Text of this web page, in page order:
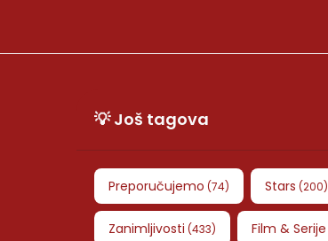
💡 Još tagova
Preporučujemo (74) Stars (200)
Zanimljivosti (433) Film & Serije